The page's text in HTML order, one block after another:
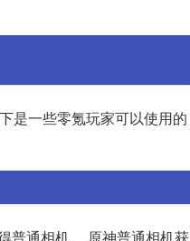
是一些零氪玩家可以使用的